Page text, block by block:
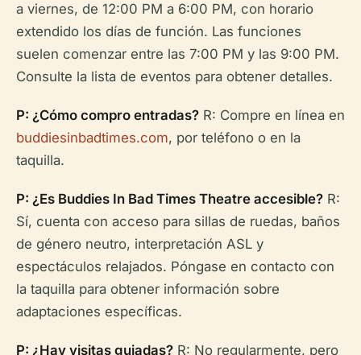
a viernes, de 12:00 PM a 6:00 PM, con horario
extendido los días de función. Las funciones
suelen comenzar entre las 7:00 PM y las 9:00 PM.
Consulte la lista de eventos para obtener detalles.
P: ¿Cómo compro entradas? R: Compre en línea en
buddiesinbadtimes.com, por teléfono o en la
taquilla.
P: ¿Es Buddies In Bad Times Theatre accesible? R:
Sí, cuenta con acceso para sillas de ruedas, baños
de género neutro, interpretación ASL y
espectáculos relajados. Póngase en contacto con
la taquilla para obtener información sobre
adaptaciones específicas.
P: ¿Hay visitas guiadas? R: No regularmente, pero